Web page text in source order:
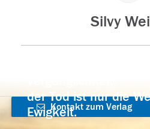
Silvy
der Tod ist nur die
Ewigkeit.
Kontakt zum Verlag